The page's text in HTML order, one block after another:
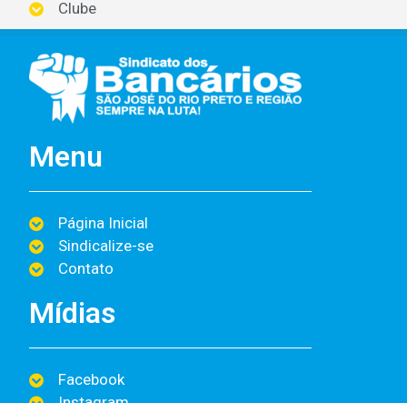
Clube
Menu
Página Inicial
Sindicalize-se
Contato
Mídias
Facebook